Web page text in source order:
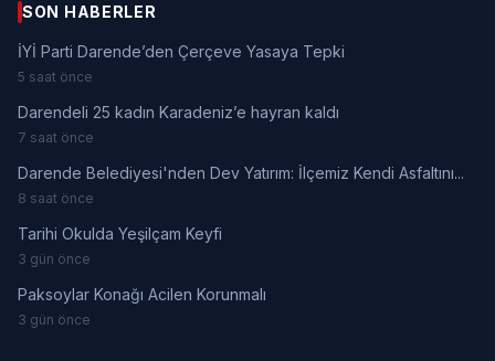
SON HABERLER
İYİ Parti Darende’den Çerçeve Yasaya Tepki
5 saat önce
Darendeli 25 kadın Karadeniz’e hayran kaldı
7 saat önce
Darende Belediyesi'nden Dev Yatırım: İlçemiz Kendi Asfaltını...
8 saat önce
Tarihi Okulda Yeşilçam Keyfi
3 gün önce
Paksoylar Konağı Acilen Korunmalı
3 gün önce